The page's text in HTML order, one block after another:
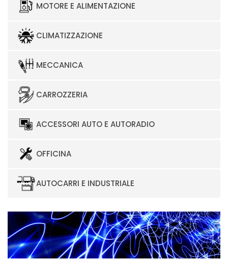
MOTORE E ALIMENTAZIONE
CLIMATIZZAZIONE
MECCANICA
CARROZZERIA
ACCESSORI AUTO E AUTORADIO
OFFICINA
AUTOCARRI E INDUSTRIALE